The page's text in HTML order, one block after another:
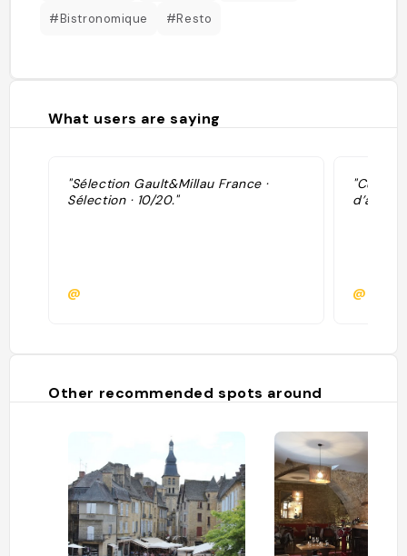
#Bistronomique #Resto
What users are saying
"Sélection Gault&Millau France ·
Sélection · 10/20."
@
Other recommended spots around